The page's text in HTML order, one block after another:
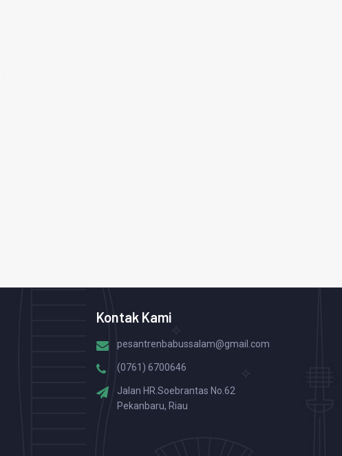
Kontak Kami
pesantrenbabussalam@gmail.com
(0761) 6700646
Jalan HR.Soebrantas No.62
Pekanbaru, Riau